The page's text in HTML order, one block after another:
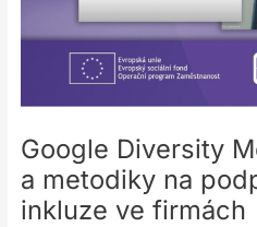
Google Diversity
a metodiky na
inkluze ve firmách